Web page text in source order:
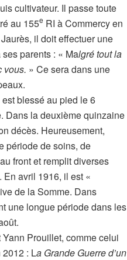
cultivateur. Il passe toute
au 155e RI à Commercy en
il doit effectuer une
parents : « Malgré tout la
vous. » Ce sera dans une
blessé au pied le 6
Dans la deuxième quinzaine
décès. Heureusement,
période de soins, de
front et remplit diverses
En avril 1916, il est «
de la Somme. Dans
une longue période dans les
Prouillet, comme celui
2012 : La Grande Guerre d’un